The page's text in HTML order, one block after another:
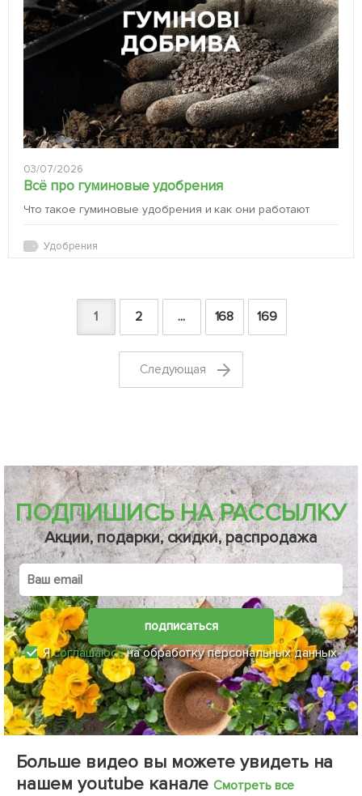
03/07/2026
Всё про гуминовые удобрения
Что такое гуминовые удобрения и как они работают
Удобрения
1 2 ... 168 169
Cледующая
ПОДПИШИСЬ НА РАССЫЛКУ
Акции, подарки, скидки, распродажа
подписаться
Ясоглашаюсьна обработку персональных данных
Больше видео вы можете увидеть на
нашем youtube канале Смотреть все